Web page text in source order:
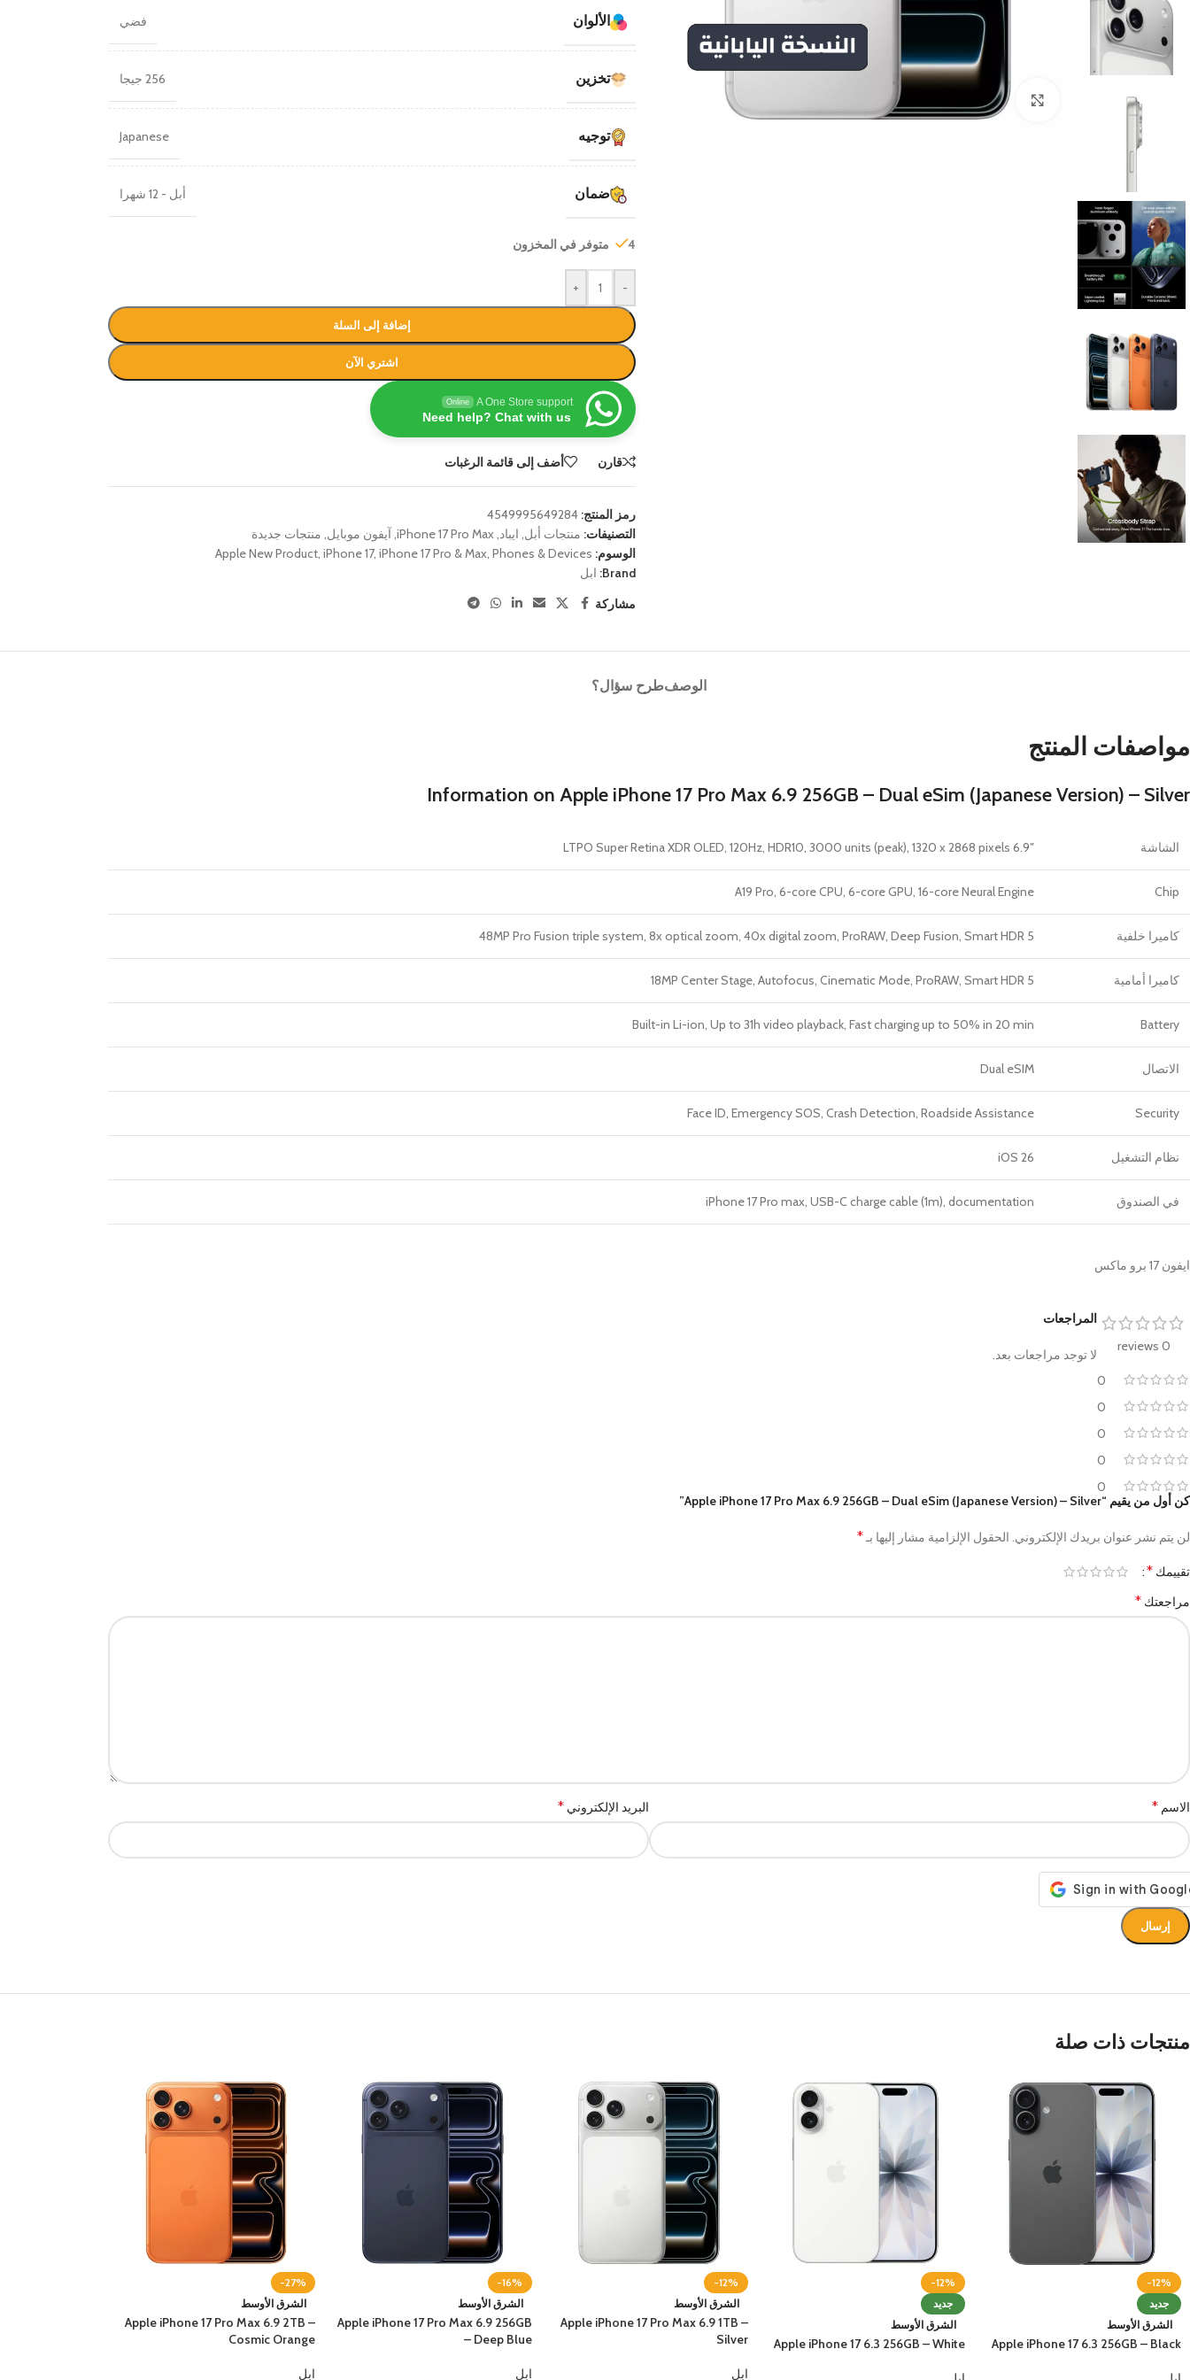
Click to enlarge
الألوان فضي
تخزين 256 جيجا
توجيه Japanese
ضمان أبل - 12 شهرا
4 متوفر في المخزون
-
+
إضافة إلى السلة
اشتري الآن
A One Store support
Online
Need help? Chat with us
قارن أضف إلى قائمة الرغبات
رمز المنتج: 4549995649284
التصنيفات: منتجات أبل, ايباد,
iPhone 17 Pro Max
,آيفون موبايل, منتجات جديدة
الوسوم:
Apple New Product, iPhone 17, iPhone 17 Pro & Max, Phones & Devices
Brand: ابل
مشاركة
الوصفطرح سؤال؟
مواصفات المنتج
Information on Apple iPhone 17 Pro Max 6.9 256GB – Dual eSim (Japanese Version) – Silver
الشاشة 6.9″ LTPO Super Retina XDR OLED, 120Hz, HDR10, 3000 units (peak), 1320 x 2868 pixels
Chip
A19 Pro, 6-core CPU, 6-core GPU, 16-core Neural Engine
كاميرا خلفية 48MP Pro Fusion triple system, 8x optical zoom, 40x digital zoom, ProRAW, Deep Fusion, Smart HDR 5
كاميرا أمامية 18MP Center Stage, Autofocus, Cinematic Mode, ProRAW, Smart HDR 5
Battery
Built-in Li-ion, Up to 31h video playback, Fast charging up to 50% in 20 min
الاتصال Dual eSIM
Security
Face ID, Emergency SOS, Crash Detection, Roadside Assistance
نظام التشغيل iOS 26
في الصندوق iPhone 17 Pro max, USB-C charge cable (1m), documentation
ايفون 17 برو ماكس
0 reviews
0
0
0
0
0
المراجعات
لا توجد مراجعات بعد.
كن أول من يقيم “Apple iPhone 17 Pro Max 6.9 256GB – Dual eSim (Japanese Version) – Silver”
لن يتم نشر عنوان بريدك الإلكتروني. الحقول الإلزامية مشار إليها بـ*
تقييمك *
مراجعتك *
الاسم * البريد الإلكتروني *
منتجات ذات صلة
-12%
جديد
الشرق الأوسط
Apple iPhone 17 6.3 256GB – Black
-12%
جديد
الشرق الأوسط
Apple iPhone 17 6.3 256GB – White
-12%
الشرق الأوسط
Apple iPhone 17 Pro Max 6.9 1TB –
Silver
ابل
-16%
الشرق الأوسط
Apple iPhone 17 Pro Max 6.9 256GB
– Deep Blue
ابل
-27%
الشرق الأوسط
Apple iPhone 17 Pro Max 6.9 2TB –
Cosmic Orange
ابل